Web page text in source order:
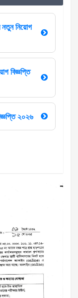
নিয়োগ
বিজ্ঞপ্তি
২০২৬